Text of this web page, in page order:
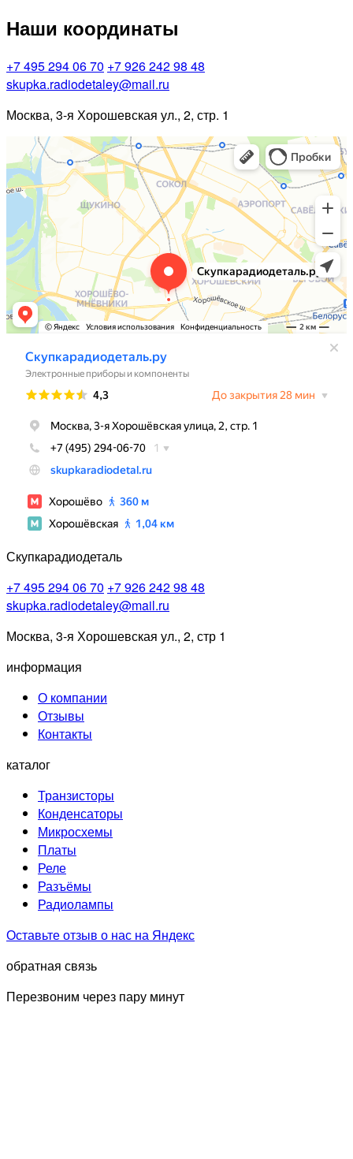
Наши координаты
+7 495 294 06 70 +7 926 242 98 48
skupka.radiodetaley@mail.ru
Москва, 3-я Хорошевская ул., 2, стр. 1
Скупкарадиодеталь
+7 495 294 06 70 +7 926 242 98 48
skupka.radiodetaley@mail.ru
Москва, 3-я Хорошевская ул., 2, стр 1
информация
О компании
Отзывы
Контакты
каталог
Транзисторы
Конденсаторы
Микросхемы
Платы
Реле
Разъёмы
Радиолампы
Оставьте отзыв о нас на Яндекс
обратная связь
Перезвоним через пару минут